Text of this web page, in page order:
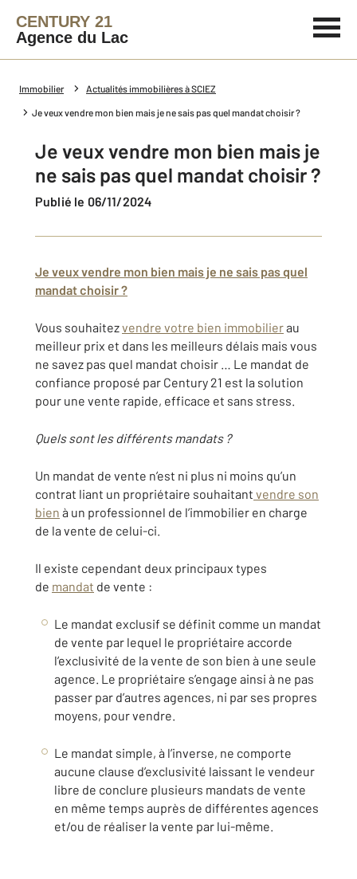
CENTURY 21
Agence du Lac
Immobilier Actualités immobilières à SCIEZ
Je veux vendre mon bien mais je ne sais pas quel mandat choisir ?
Je veux vendre mon bien mais je
ne sais pas quel mandat choisir ?
Publié le 06/11/2024
Je veux vendre mon bien mais je ne sais pas quel
mandat choisir ?
Vous souhaitezvendre votre bien immobilierau
meilleur prix et dans les meilleurs délais mais vous
ne savez pas quel mandat choisir … Le mandat de
confiance proposé par Century 21 est la solution
pour une vente rapide, efficace et sans stress.
Quels sont les différents mandats ?
Un mandat de vente n’est ni plus ni moins qu’un
contrat liant un propriétaire souhaitant vendre son
bien à un professionnel de l’immobilier en charge
de la vente de celui-ci.
Il existe cependant deux principaux types
de mandat de vente :
Le mandat exclusif se définit comme un mandat
de vente par lequel le propriétaire accorde
l’exclusivité de la vente de son bien à une seule
agence. Le propriétaire s’engage ainsi à ne pas
passer par d’autres agences, ni par ses propres
moyens, pour vendre.
Le mandat simple, à l’inverse, ne comporte
aucune clause d’exclusivité laissant le vendeur
libre de conclure plusieurs mandats de vente
en même temps auprès de différentes agences
et/ou de réaliser la vente par lui-même.